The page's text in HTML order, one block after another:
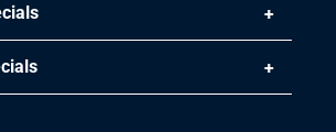
lasergeschw 15x1 K320 ungeglüht